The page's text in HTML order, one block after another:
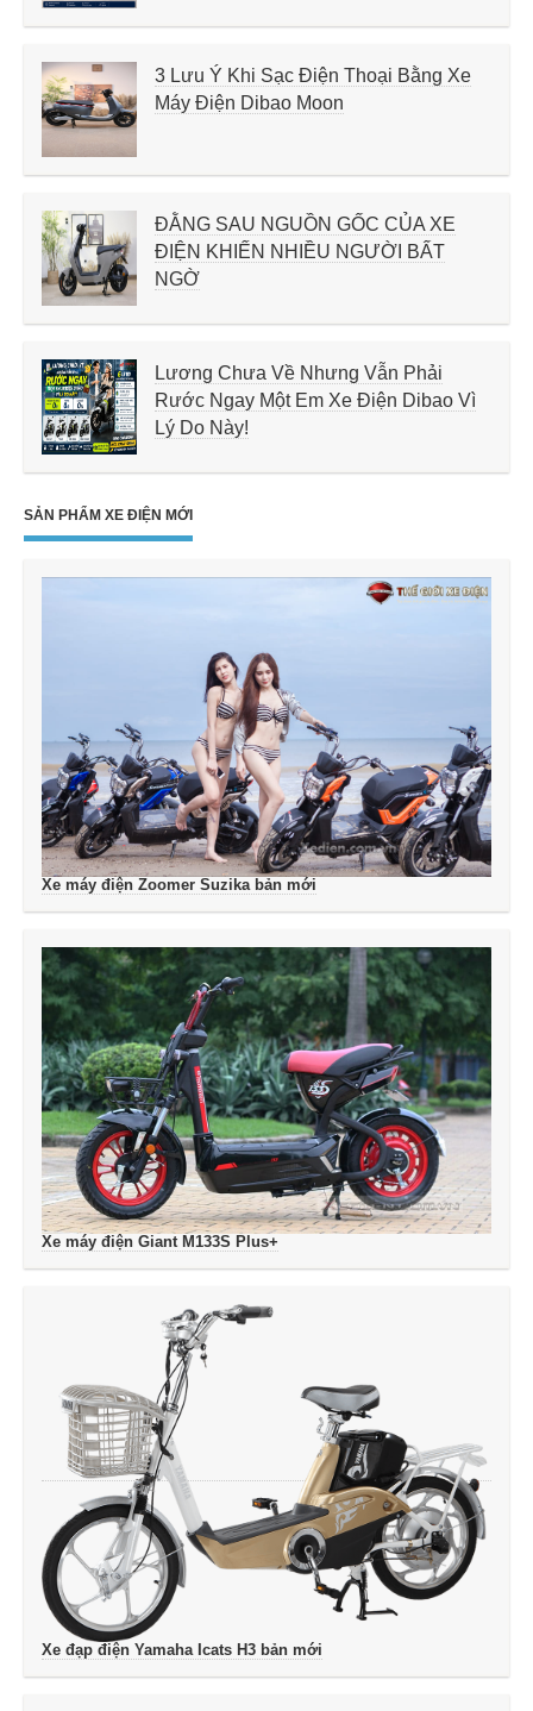
3 Lưu Ý Khi Sạc Điện Thoại Bằng Xe
Máy Điện Dibao Moon
ĐẰNG SAU NGUỒN GỐC CỦA XE
ĐIỆN KHIẾN NHIỀU NGƯỜI BẤT
NGỜ
Lương Chưa Về Nhưng Vẫn Phải
Rước Ngay Một Em Xe Điện Dibao Vì
Lý Do Này!
SẢN PHẨM XE ĐIỆN MỚI
Xe máy điện Zoomer Suzika bản mới
Xe máy điện Giant M133S Plus+
Xe đạp điện Yamaha Icats H3 bản mới